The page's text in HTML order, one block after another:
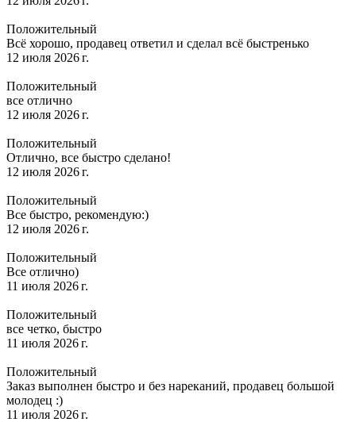
Положительный
Всё хорошо, продавец ответил и сделал всё быстренько
12 июля 2026 г.
Положительный
все отлично
12 июля 2026 г.
Положительный
Отлично, все быстро сделано!
12 июля 2026 г.
Положительный
Все быстро, рекомендую:)
12 июля 2026 г.
Положительный
Все отлично)
11 июля 2026 г.
Положительный
все четко, быстро
11 июля 2026 г.
Положительный
Заказ выполнен быстро и без нареканий, продавец большой
молодец :)
11 июля 2026 г.